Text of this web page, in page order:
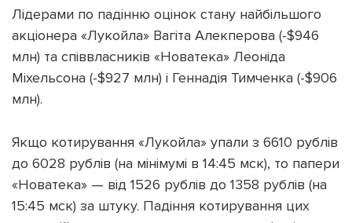
Політика конфіденційності
Наші соц мережі
Підтримати dyvys.info
Лідерами по падінню оцінок стану найбільшого
акціонера «Лукойла» Вагіта Алекперова (-$946
млн) та співвласників «Новатека» Леоніда
Міхельсона (-$927 млн) і Геннадія Тимченка (-$906
млн).
Якщо котирування «Лукойла» упали з 6610 рублів
до 6028 рублів (на мінімумі в 14:45 мск), то папери
«Новатека» — від 1526 рублів до 1358 рублів (на
15:45 мск) за штуку. Падіння котирування цих